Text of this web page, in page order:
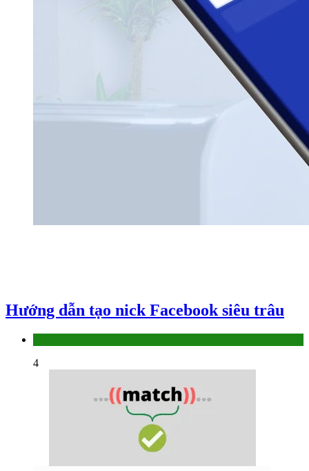
Hướng dẫn tạo nick Facebook siêu trâu
4